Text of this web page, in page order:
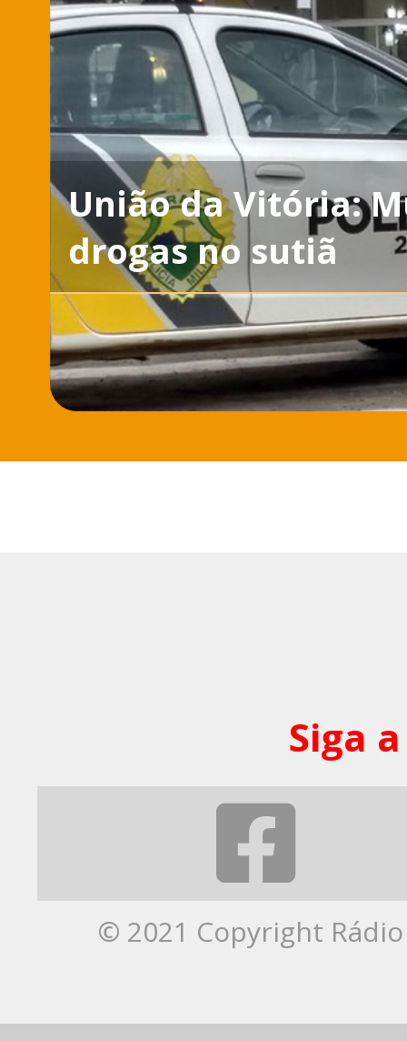
União da Vitória:
drogas no sutiã
Siga
© 2021 Copyright